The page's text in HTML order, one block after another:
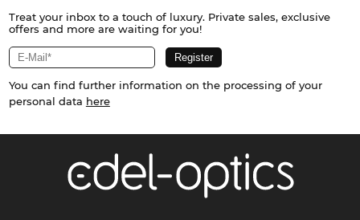
Treat your inbox to a touch of luxury. Private sales, exclusive
offers and more are waiting for you!
You can find further information on the processing of your
personal data here